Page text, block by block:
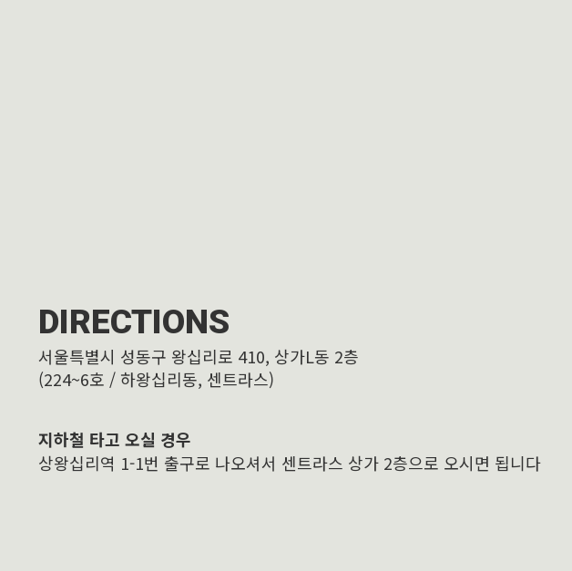
DIRECTIONS
서울특별시 성동구 왕십리로 410, 상가L동 2층
(224~6호 / 하왕십리동, 센트라스)
지하철 타고 오실 경우
상왕십리역 1-1번 출구로 나오셔서 센트라스 상가 2층으로 오시면 됩니다